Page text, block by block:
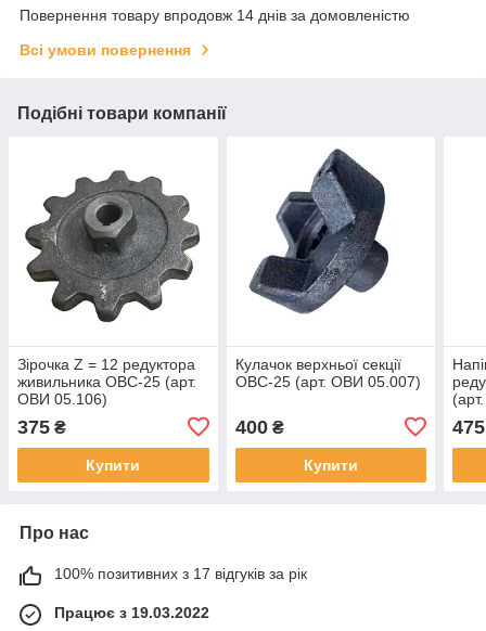
Повернення товару впродовж 14 днів за домовленістю
Всі умови повернення
Подібні товари компанії
Зірочка Z = 12 редуктора
живильника ОВС-25 (арт.
ОВИ 05.106)
375 ₴
Купити
Кулачок верхньої секції
ОВС-25 (арт. ОВИ 05.007)
400₴
Купити
475
Про нас
100% позитивних з 17 відгуків за рік
Працює з 19.03.2022